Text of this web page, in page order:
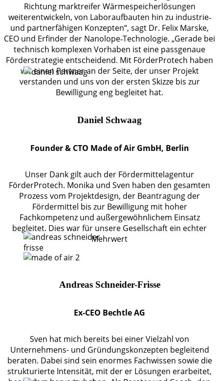
Richtung marktreifer Wärmespeicherlösungen
weiterentwickeln, von Laboraufbauten hin zu industrie‑
und partnerfähigen Konzepten“, sagt Dr. Felix Marske,
CEO und Erfinder der Nanolope‑Technologie. „Gerade bei
technisch komplexen Vorhaben ist eine passgenaue
Förderstrategie entscheidend. Mit FörderProtech haben
wir einen Partner an der Seite, der unser Projekt
verstanden und uns von der ersten Skizze bis zur
Bewilligung eng begleitet hat.
Daniel Schwaag
Founder & CTO Made of Air GmbH, Berlin
Unser Dank gilt auch der Fördermittelagentur
FörderProtech. Monika und Sven haben den gesamten
Prozess vom Projektdesign, der Beantragung der
Fördermittel bis zur Bewilligung mit hoher
Fachkompetenz und außergewöhnlichem Einsatz
begleitet. Dies war für unsere Gesellschaft ein echter
Mehrwert
Andreas Schneider-Frisse
Ex-CEO Bechtle AG
Sven hat mich bereits bei einer Vielzahl von
Unternehmens- und Gründungskonzepten begleitend
beraten. Dabei sind sein enormes Fachwissen sowie die
strukturierte Intensität, mit der er Lösungen erarbeitet,